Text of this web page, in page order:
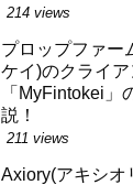
214 views
プロップファー
ケイ)のクライ
「MyFintokei」
説！
211 views
Axiory(アキシオ